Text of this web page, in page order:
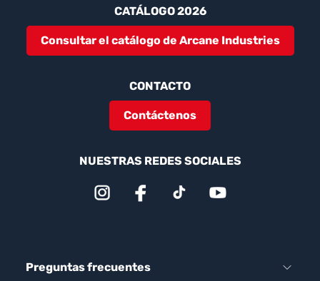
CATÁLOGO 2026
Consultar el catálogo de Arcane Industries
CONTACTO
Contáctenos
NUESTRAS REDES SOCIALES
Preguntas frecuentes